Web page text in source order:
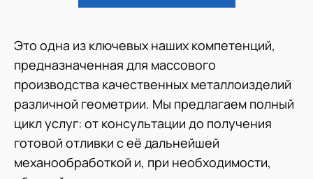
Это одна из ключевых наших компетенций,
предназначенная для массового
производства качественных металлоизделий
различной геометрии. Мы предлагаем полный
цикл услуг: от консультации до получения
готовой отливки с её дальнейшей
механообработкой и, при необходимости,